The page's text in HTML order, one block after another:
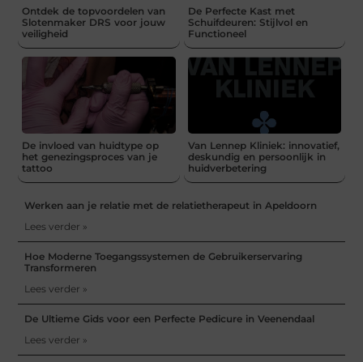
Ontdek de topvoordelen van
Slotenmaker DRS voor jouw
veiligheid
De Perfecte Kast met
Schuifdeuren: Stijlvol en
Functioneel
De invloed van huidtype op
het genezingsproces van je
tattoo
Van Lennep Kliniek: innovatief,
deskundig en persoonlijk in
huidverbetering
Werken aan je relatie met de relatietherapeut in Apeldoorn
Lees verder »
Hoe Moderne Toegangssystemen de Gebruikerservaring
Transformeren
Lees verder »
De Ultieme Gids voor een Perfecte Pedicure in Veenendaal
Lees verder »